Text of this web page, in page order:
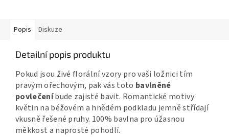
Popis Diskuze
Detailní popis produktu
Pokud jsou živé florální vzory pro vaši ložnici tím
pravým ořechovým, pak vás toto bavlněné
povlečeníbude zajisté bavit. Romantické motivy
květin na béžovém a hnědém podkladu jemně střídají
vkusně řešené pruhy. 100% bavlna pro úžasnou
měkkost a naprosté pohodlí.